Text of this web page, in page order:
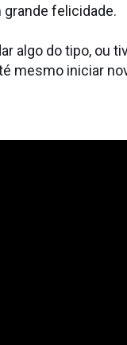
felicidade.
algo do tipo, ou
mesmo iniciar